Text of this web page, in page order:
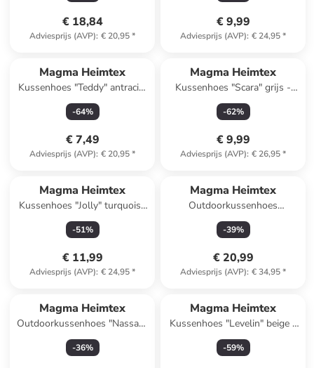
€ 18,84
Adviesprijs (AVP): € 20,95*
€ 9,99
Adviesprijs (AVP): € 24,95*
Magma Heimtex
Kussenhoes "Teddy" antraciet
- (L)40 x (B)40 cm
-64%
€ 7,49
Adviesprijs (AVP): € 20,95*
Magma Heimtex
Kussenhoes "Scara" grijs -
(L)45 x (B)45 cm
-62%
€ 9,99
Adviesprijs (AVP): € 26,95*
Magma Heimtex
Kussenhoes "Jolly" turquoise
- (L)30 x (B)50 cm
-51%
€ 11,99
Adviesprijs (AVP): € 24,95*
Magma Heimtex
Outdoorkussenhoes
"Portofino" lichtroze - (L)40 x
(B)40 cm
-39%
€ 20,99
Adviesprijs (AVP): € 34,95*
Magma Heimtex
Outdoorkussenhoes "Nassau"
petrol - (L)40 x (B)40 cm
-36%
Magma Heimtex
Kussenhoes "Levelin" beige -
(L)40 x (B)40 cm
-59%